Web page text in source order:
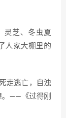
灵芝、冬虫夏
人家大棚里的
走逃亡，自浊
。——《过得刚